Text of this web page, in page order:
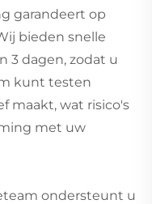
garandeert op
bieden snelle
3 dagen, zodat u
kunt testen
maakt, wat risico's
met uw
ondersteunt u